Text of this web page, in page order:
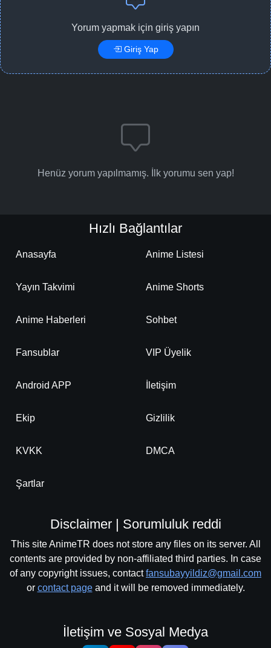
Yorum yapmak için giriş yapın
Giriş Yap
Henüz yorum yapılmamış. İlk yorumu sen yap!
Hızlı Bağlantılar
Anasayfa Anime Listesi
Yayın Takvimi Anime Shorts
Anime Haberleri Sohbet
Fansublar VIP Üyelik
Android APP İletişim
Ekip Gizlilik
KVKK DMCA
Şartlar
Disclaimer | Sorumluluk reddi
This site AnimeTR does not store any files on its server. All
contents are provided by non-affiliated third parties. In case
of any copyright issues, contactfansubayyildiz@gmail.com
or contact pageand it will be removed immediately.
İletişim ve Sosyal Medya